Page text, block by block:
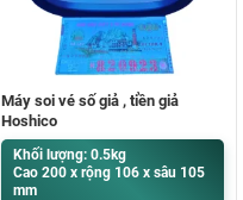
Máy soi vé số giả , tiền giả
Hoshico
Khối lượng: 0.5kg
Cao 200 x rộng 106 x sâu 105
mm